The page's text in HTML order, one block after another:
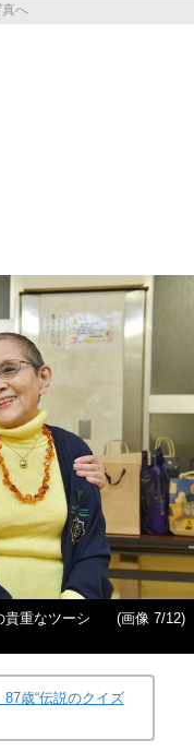
へ
貴重なツーシ
(画像 7/12)
歳“伝説のクイズ